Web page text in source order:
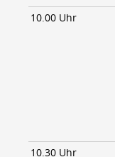
10.00 Uhr
10.30 Uhr